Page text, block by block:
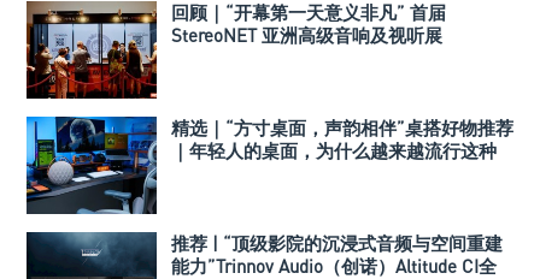
回顾｜“开幕第一天意义非凡” 首届
StereoNET 亚洲高级音响及视听展
精选｜“方寸桌面，声韵相伴”桌搭好物推荐
｜年轻人的桌面，为什么越来越流行这种
推荐 | “顶级影院的沉浸式音频与空间重建
能力”Trinnov Audio（创诺）Altitude CI全